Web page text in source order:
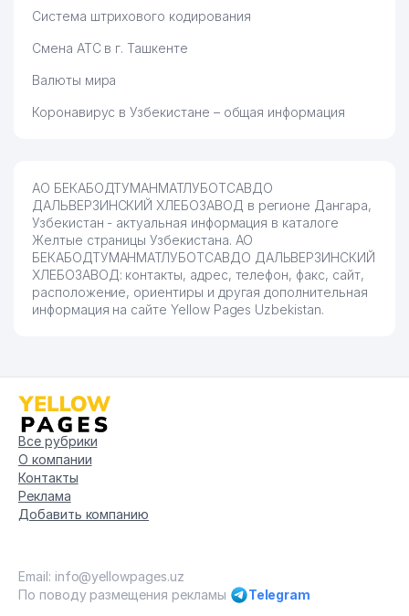
Система штрихового кодирования
Смена АТС в г. Ташкенте
Валюты мира
Коронавирус в Узбекистане – общая информация
АО БЕКАБОДТУМАНМАТЛУБОТСАВДО
ДАЛЬВЕРЗИНСКИЙ ХЛЕБОЗАВОД в регионе Дангара,
Узбекистан - актуальная информация в каталоге
Желтые страницы Узбекистана. АО
БЕКАБОДТУМАНМАТЛУБОТСАВДО ДАЛЬВЕРЗИНСКИЙ
ХЛЕБОЗАВОД: контакты, адрес, телефон, факс, сайт,
расположение, ориентиры и другая дополнительная
информация на сайте Yellow Pages Uzbekistan.
Все рубрики
О компании
Контакты
Реклама
Добавить компанию
Email: info@yellowpages.uz
По поводу размещения рекламы
Telegram